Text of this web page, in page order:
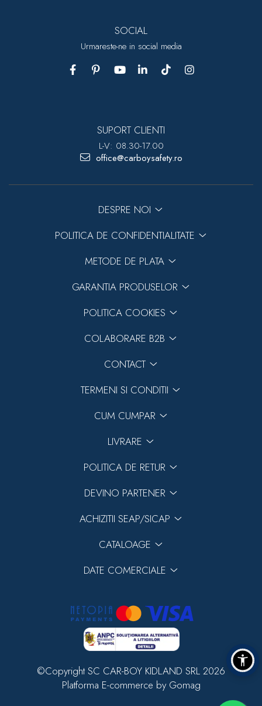
SOCIAL
Urmareste-ne in social media
SUPORT CLIENTI
L-V: 08.30-17.00
office@carboysafety.ro
DESPRE NOI
POLITICA DE CONFIDENTIALITATE
METODE DE PLATA
GARANTIA PRODUSELOR
POLITICA COOKIES
COLABORARE B2B
CONTACT
TERMENI SI CONDITII
CUM CUMPAR
LIVRARE
POLITICA DE RETUR
DEVINO PARTENER
ACHIZITII SEAP/SICAP
CATALOAGE
DATE COMERCIALE
©Copyright SC CAR-BOY KIDLAND SRL 2026
Platforma E-commerce by Gomag